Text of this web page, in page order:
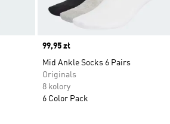
Price
99,95 zł
Mid Ankle Socks 6 Pairs
Originals
8 kolory
6 Color Pack